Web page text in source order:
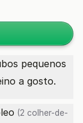
pequenos
a gosto.
(2 colher-de-